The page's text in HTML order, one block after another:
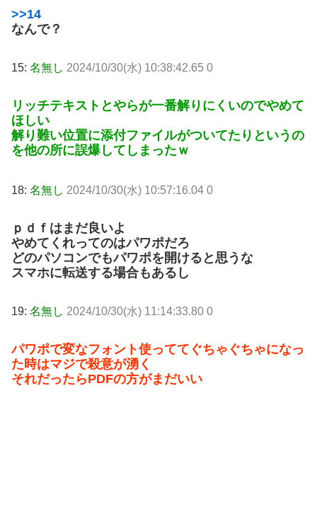
>>14
なんで？
15: 名無し 2024/10/30(水) 10:38:42.65 0
リッチテキストとやらが一番解りにくいのでやめて
ほしい
解り難い位置に添付ファイルがついてたり というの
を他の所に誤爆してしまったｗ
18: 名無し 2024/10/30(水) 10:57:16.04 0
ｐｄｆはまだ良いよ
やめてくれってのはパワポだろ
どのパソコンでもパワポを開けると思うな
スマホに転送する場合もあるし
19: 名無し 2024/10/30(水) 11:14:33.80 0
パワポで変なフォント使っててぐちゃぐちゃになっ
た時はマジで殺意が湧く
それだったらPDFの方がまだいい